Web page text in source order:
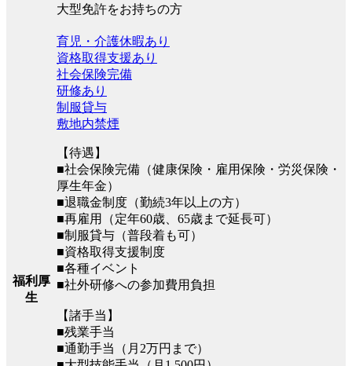
大型免許をお持ちの方
福利厚
生
育児・介護休暇あり
資格取得支援あり
社会保険完備
研修あり
制服貸与
敷地内禁煙
【待遇】
■社会保険完備（健康保険・雇用保険・労災保険・
厚生年金）
■退職金制度（勤続3年以上の方）
■再雇用（定年60歳、65歳まで延長可）
■制服貸与（普段着も可）
■資格取得支援制度
■各種イベント
■社外研修への参加費用負担
【諸手当】
■残業手当
■通勤手当（月2万円まで）